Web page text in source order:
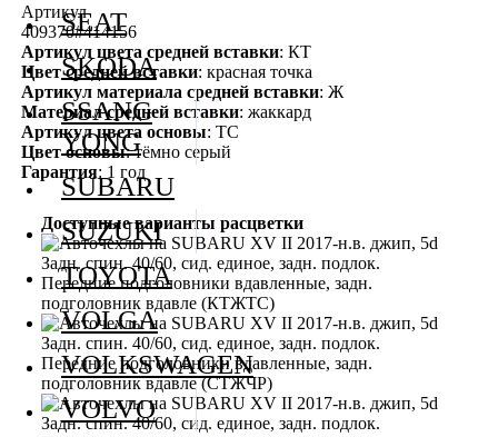
Артикул
409370#414156
Артикул цвета средней вставки: КТ
Цвет средней вставки: красная точка
Артикул материала средней вставки: Ж
Материал средней вставки: жаккард
Артикул цвета основы: ТС
Цвет основы: тёмно серый
Гарантия: 1 год
Доступные варианты расцветки
SEAT
SKODA
SSANG
YONG
SUBARU
SUZUKI
TOYOTA
VOLGA
VOLKSWAGEN
VOLVO